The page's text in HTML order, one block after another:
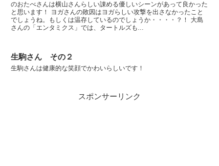
のおたべさんは横山さんらしい諌める優しいシーンがあって良かった
と思います！ ヨガさんの敗因はヨガらしい攻撃を出さなかったこと
でしょうね。もしくは温存しているのでしょうか・・・・？！ 大島
さんの「エンタミクス」では、タートルズも...
生駒さん その２
生駒さんは健康的な笑顔でかわいらしいです！
スポンサーリンク